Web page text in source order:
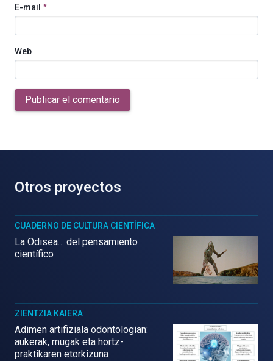
E-mail *
Web
Publicar el comentario
Otros proyectos
CUADERNO DE CULTURA CIENTÍFICA
La Odisea… del pensamiento
científico
ZIENTZIA KAIERA
Adimen artifiziala odontologian:
aukerak, mugak eta hortz-
praktikaren etorkizuna